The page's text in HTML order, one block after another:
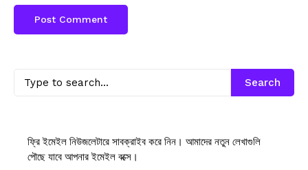
Search
ফ্রি ইমেইল নিউজলেটারে সাবক্রাইব করে নিন। আমাদের নতুন লেখাগুলি
পৌছে যাবে আপনার ইমেইল বক্সে।